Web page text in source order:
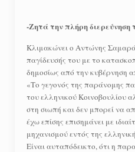
-Ζητά την πλήρη διερεύνηση
Κλιμακώνει ο Αντώνης
παγίδευσής του με το
δημοσίως από την κυβέρνηση
«Το γεγονός της παράνομης
του ελληνικού Κοινοβουλίου
στη σιωπή και δεν μπορεί να
έχω επίσης επισημάνει με
μηχανισμού εντός της
Είναι αυταπόδεικτο, ότι η